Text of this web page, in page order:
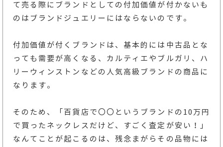
て売る際にブランドとしての付加価値が付かないも
のはブランドジュエリーにはならないのです。
付加価値が付くブランドは、基本的には中古品とな
っても需要が高くなる、カルティエやブルガリ、ハ
リーウィンストンなどの人気高級ブランドの商品に
なります。
そのため、「百貨店で〇〇というブランドの10万円
で買ったネックレスだけど、すごく査定が安い！」
なんてことが起こるのは、残念まがらその品物には